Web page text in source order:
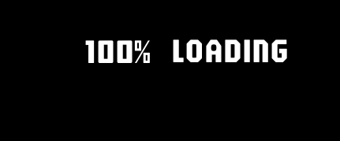
LOADING
100